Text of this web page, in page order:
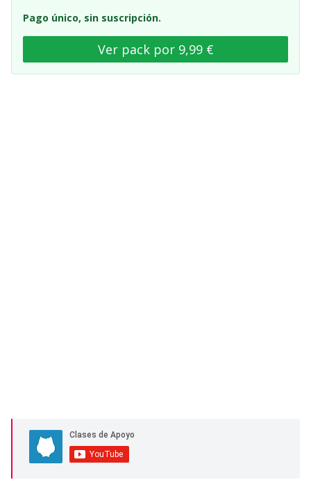
Pago único, sin suscripción.
Ver pack por 9,99 €